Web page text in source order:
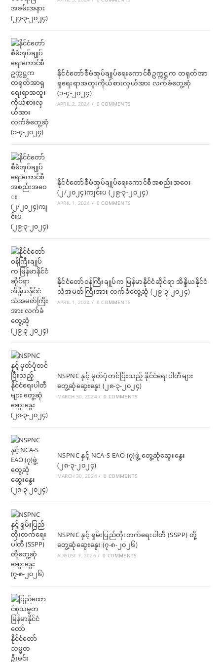
နိုင်ငံတော်စီမံအုပ်ချုပ်ရေးကောင်စီဥက္ကဋ္ဌက တရုတ်အာ
ရှရေးရာအထူးကိုယ်စားလှယ်အား လက်ခံတွေ့ဆုံ
(၁-၄-၂၀၂၄)
APRIL 2, 2024 / 0 COMMENTS
နိုင်ငံတော်စီမံအုပ်ချုပ်ရေးကောင်စီအစည်းအဝေး
(၂/၂၀၂၄)ကျင်းပ (၂၉-၃-၂၀၂၄)
APRIL 1, 2024 / 0 COMMENTS
နိုင်ငံတော်ဝန်ကြီးချုပ်က မြန်မာနိုင်ငံဆိုင်ရာ အိန္ဒိယနိုင်ငံ
သံအမတ်ကြီးအား လက်ခံတွေ့ဆုံ (၂၉-၃-၂၀၂၄)
APRIL 1, 2024 / 0 COMMENTS
NSPNC နှင့် မှတ်ပုံတင်ပြီးသည့် နိုင်ငံရေးပါတီများ
တွေ့ဆုံဆွေးနွေး (၂၈-၃-၂၀၂၄)
MARCH 30, 2024 / 0 COMMENTS
NSPNC နှင့် NCA-S EAO (၇)ဖွဲ့ တွေ့ဆုံဆွေးနွေး
(၂၈-၃-၂၀၂၄)
MARCH 30, 2024 / 0 COMMENTS
NSPNC နှင့် ရှမ်းပြည်တိုးတက်ရေးပါတီ (SSPP) တို့
တွေ့ဆုံဆွေးနွေး (၇-၈-၂၀၂၆)
AUGUST 7, 2026 / 0 COMMENTS